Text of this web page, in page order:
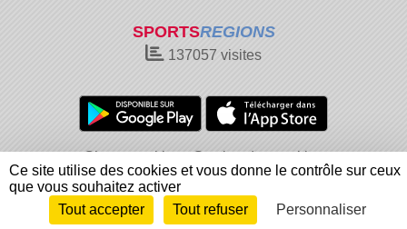
SPORTSREGIONS
137057 visites
Charte cookies
Gestion des cookies
Informations légales
Signaler un contenu inapproprié
Envie de participer ? Connexion
Ce site utilise des cookies et vous donne le contrôle sur ceux
que vous souhaitez activer
Tout accepter
Tout refuser Personnaliser